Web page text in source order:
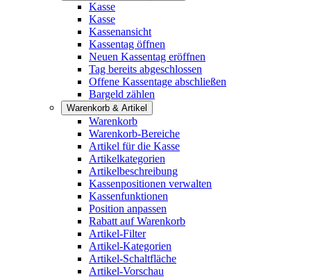
Kasse
Kasse
Kassenansicht
Kassentag öffnen
Neuen Kassentag eröffnen
Tag bereits abgeschlossen
Offene Kassentage abschließen
Bargeld zählen
Warenkorb & Artikel
Warenkorb
Warenkorb-Bereiche
Artikel für die Kasse
Artikelkategorien
Artikelbeschreibung
Kassenpositionen verwalten
Kassenfunktionen
Position anpassen
Rabatt auf Warenkorb
Artikel-Filter
Artikel-Kategorien
Artikel-Schaltfläche
Artikel-Vorschau